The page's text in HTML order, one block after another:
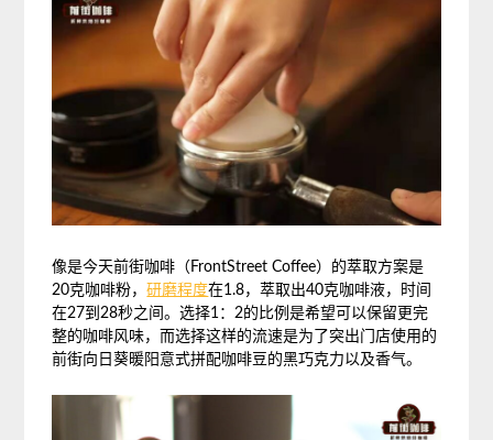
像是今天前街咖啡（FrontStreet Coffee）的萃取方案是
20克咖啡粉，研磨程度在1.8，萃取出40克咖啡液，时间
在27到28秒之间。选择1：2的比例是希望可以保留更完
整的咖啡风味，而选择这样的流速是为了突出门店使用的
前街向日葵暖阳意式拼配咖啡豆的黑巧克力以及香气。